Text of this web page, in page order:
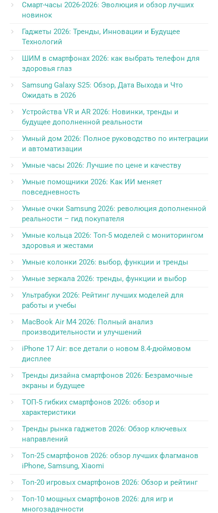
Смарт-часы 2026-2026: Эволюция и обзор лучших
новинок
Гаджеты 2026: Тренды, Инновации и Будущее
Технологий
ШИМ в смартфонах 2026: как выбрать телефон для
здоровья глаз
Samsung Galaxy S25: Обзор, Дата Выхода и Что
Ожидать в 2026
Устройства VR и AR 2026: Новинки, тренды и
будущее дополненной реальности
Умный дом 2026: Полное руководство по интеграции
и автоматизации
Умные часы 2026: Лучшие по цене и качеству
Умные помощники 2026: Как ИИ меняет
повседневность
Умные очки Samsung 2026: революция дополненной
реальности – гид покупателя
Умные кольца 2026: Топ-5 моделей с мониторингом
здоровья и жестами
Умные колонки 2026: выбор, функции и тренды
Умные зеркала 2026: тренды, функции и выбор
Ультрабуки 2026: Рейтинг лучших моделей для
работы и учебы
MacBook Air M4 2026: Полный анализ
производительности и улучшений
iPhone 17 Air: все детали о новом 8.4-дюймовом
дисплее
Тренды дизайна смартфонов 2026: Безрамочные
экраны и будущее
ТОП-5 гибких смартфонов 2026: обзор и
характеристики
Тренды рынка гаджетов 2026: Обзор ключевых
направлений
Топ-25 смартфонов 2026: обзор лучших флагманов
iPhone, Samsung, Xiaomi
Топ-20 игровых смартфонов 2026: Обзор и рейтинг
Топ-10 мощных смартфонов 2026: для игр и
многозадачности